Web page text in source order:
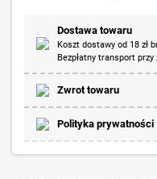
Dostawa towaru
Koszt dostawy od 18 zł
Bezpłatny transport
Zwrot towaru
Polityka prywatności